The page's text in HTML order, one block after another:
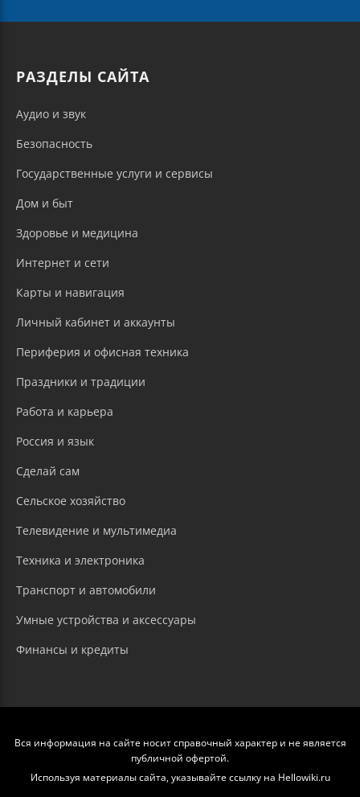
РАЗДЕЛЫ САЙТА
Аудио и звук
Безопасность
Государственные услуги и сервисы
Дом и быт
Здоровье и медицина
Интернет и сети
Карты и навигация
Личный кабинет и аккаунты
Периферия и офисная техника
Праздники и традиции
Работа и карьера
Россия и язык
Сделай сам
Сельское хозяйство
Телевидение и мультимедиа
Техника и электроника
Транспорт и автомобили
Умные устройства и аксессуары
Финансы и кредиты
Вся информация на сайте носит справочный характер и не является
публичной офертой.
Используя материалы сайта, указывайте ссылку на Hellowiki.ru